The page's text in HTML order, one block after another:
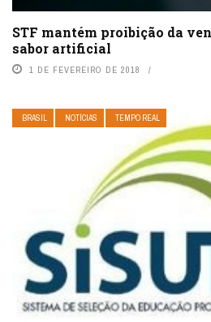
STF mantém proibição da
sabor artificial
1 DE FEVEREIRO DE 2018
BRASIL NOTÍCIAS TEMPO REAL